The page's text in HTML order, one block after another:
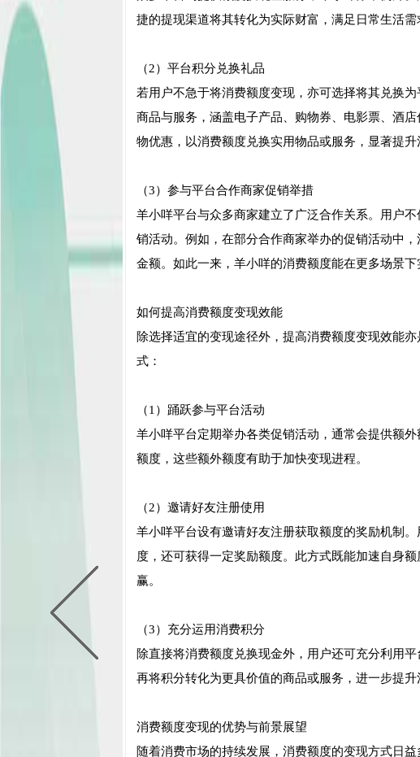
捷的提现渠道将其转化为实际财富，满足日常生活需
（2）平台积分兑换礼品
若用户不急于将消费额度变现，亦可选择将其兑换
商品与服务，涵盖电子产品、购物券、电影票、酒
物优惠，以消费额度兑换实用物品或服务，显著提升
（3）参与平台合作商家促销举措
羊小咩平台与众多商家建立了广泛合作关系。用户
销活动。例如，在部分合作商家举办的促销活动中
金额。如此一来，羊小咩的消费额度能在更多场景
如何提高消费额度变现效能
除选择适宜的变现途径外，提高消费额度变现效能
式：
（1）踊跃参与平台活动
羊小咩平台定期举办各类促销活动，通常会提供额
额度，这些额外额度有助于加快变现进程。
（2）邀请好友注册使用
羊小咩平台设有邀请好友注册获取额度的奖励机制
度，还可获得一定奖励额度。此方式既能加速自身
赢。
（3）充分运用消费积分
除直接将消费额度兑换现金外，用户还可充分利用
再将积分转化为更具价值的商品或服务，进一步提升
消费额度变现的优势与前景展望
随着消费市场的持续发展，消费额度的变现方式日